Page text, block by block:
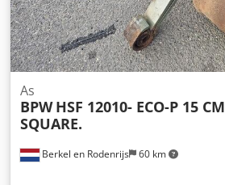
Berkel en Rodenrijs 60 km
As
BPW HSF 12010- ECO-P 15 CM
SQUARE.